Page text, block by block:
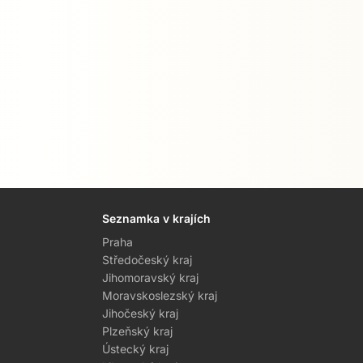
Seznamka v krajích
Praha
Středočeský kraj
Jihomoravský kraj
Moravskoslezský kraj
Jihočeský kraj
Plzeňský kraj
Ústecký kraj